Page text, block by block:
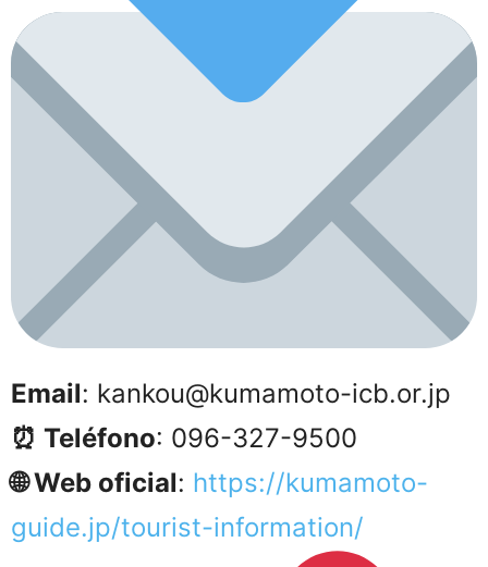
Email: kankou@kumamoto-icb.or.jp
⏰ Teléfono: 096-327-9500
🌐 Web oficial: https://kumamoto-
guide.jp/tourist-information/